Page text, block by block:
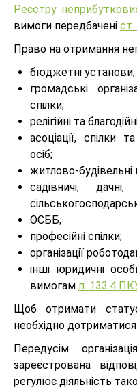
Реєстру
вимоги передбачені
Право на отримання
бюджетні установи;
громадські
спілки;
релігійні та
асоціації, спілки
осіб;
житлово-
садівничі,
ОСББ;
професійні спілки;
організації
інші юридичні
вимогам п. 133.4
Щоб отримати статус
необхідно
Передусім
зареєстрована
регулює діяльність